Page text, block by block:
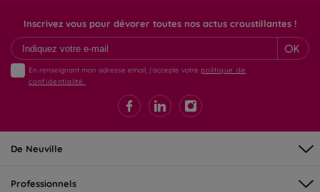
Inscrivez vous pour dévorer toutes nos actus croustillantes !
OK
En renseignant mon adresse email, j'accepte votre politique de
confidentialité.
De Neuville
Professionnels